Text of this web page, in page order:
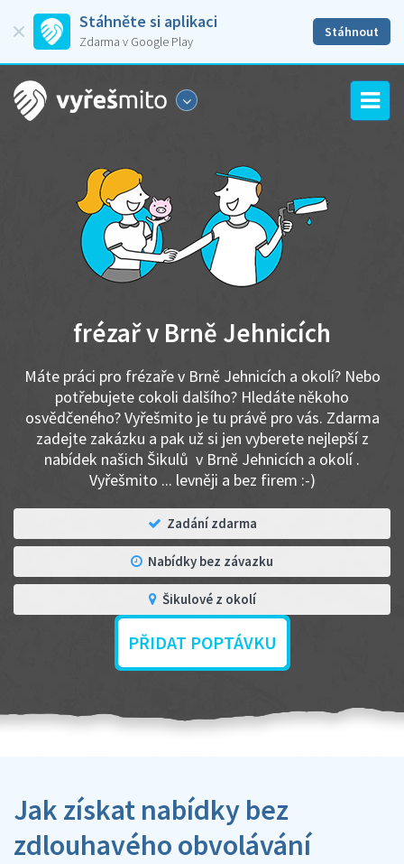
Stáhněte si aplikaci
Zdarma v Google Play
Stáhnout
frézař v Brně Jehnicích
Máte práci pro frézaře v Brně Jehnicích a okolí? Nebo
potřebujete cokoli dalšího? Hledáte někoho
osvědčeného? Vyřešmito je tu právě pro vás. Zdarma
zadejte zakázku a pak už si jen vyberete nejlepší z
nabídek našich Šikulů v Brně Jehnicích a okolí .
Vyřešmito ... levněji a bez firem :-)
Zadání zdarma
Nabídky bez závazku
Šikulové z okolí
PŘIDAT POPTÁVKU
Jak získat nabídky bez
zdlouhavého obvolávání